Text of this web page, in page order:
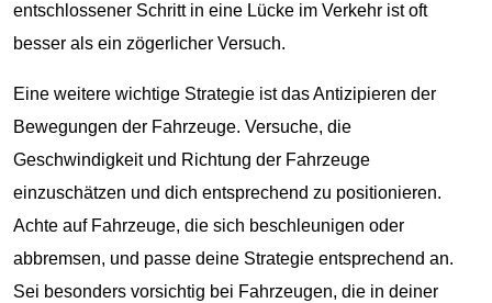
entschlossener Schritt in eine Lücke im Verkehr ist oft
besser als ein zögerlicher Versuch.
Eine weitere wichtige Strategie ist das Antizipieren der
Bewegungen der Fahrzeuge. Versuche, die
Geschwindigkeit und Richtung der Fahrzeuge
einzuschätzen und dich entsprechend zu positionieren.
Achte auf Fahrzeuge, die sich beschleunigen oder
abbremsen, und passe deine Strategie entsprechend an.
Sei besonders vorsichtig bei Fahrzeugen, die in deiner